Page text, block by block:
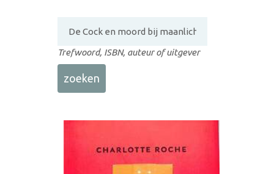
Trefwoord, ISBN, auteur of uitgever